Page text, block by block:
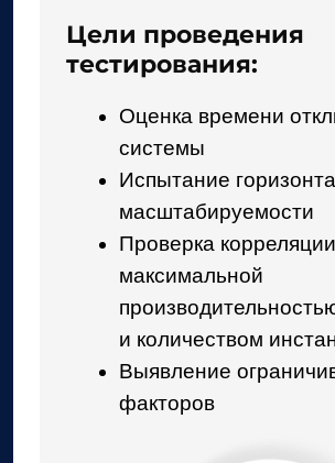
Выявление ограничивающих
факторов
Тестировались
прикладные сценарии:
Создание документа
(CreateDocument)